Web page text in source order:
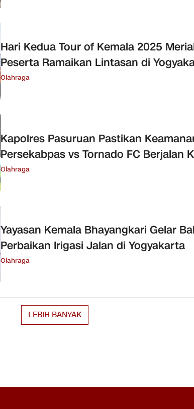
Hari Kedua Tour of Kemala 2025
Peserta Ramaikan Lintasan di
Olahraga
Kapolres Pasuruan Pastikan
Persekabpas vs Tornado FC Berjalan
Olahraga
Yayasan Kemala Bhayangkari Gelar
Perbaikan Irigasi Jalan di Yogyakarta
Olahraga
LEBIH BANYAK